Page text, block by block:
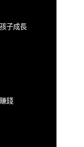
子成長
錢